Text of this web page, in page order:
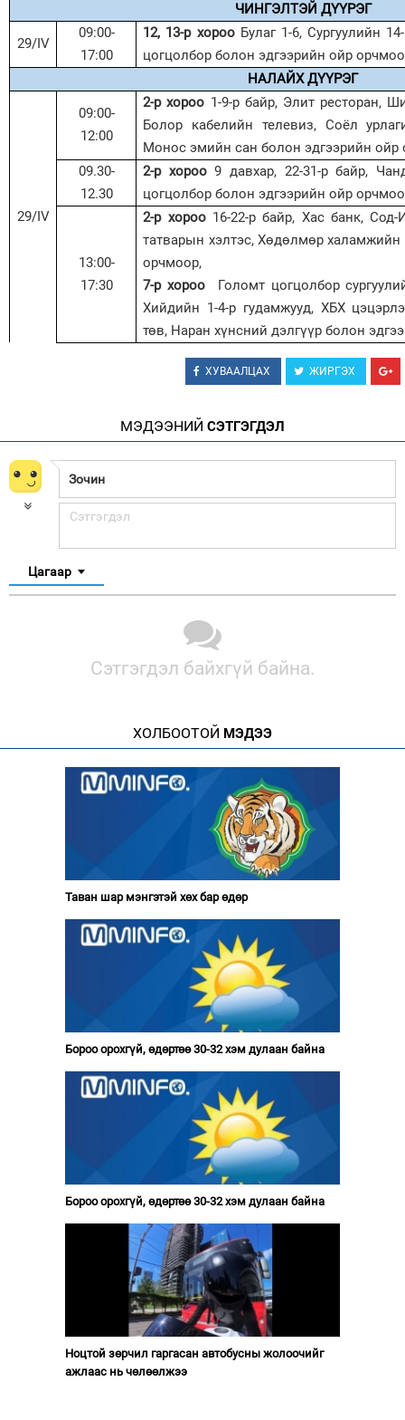
ЧИНГЭЛТЭЙ ДҮҮРЭГ
29/IV
09:00-
17:00
12, 13-р хорооБулаг 1-6, Сургуулийн
цогцолбор болонэдгээрийн ойр
НАЛАЙХ ДҮҮРЭГ
29/IV
09:00-
12:00
2-р хороо 1-9-р байр, Элит ресторан, Ш
Болор кабелийн телевиз, Соёл
Монос эмийн сан болонэдгээрийн ойр
09.30-
12.30
2-р хороо9 давхар, 22-31-р байр,
цогцолбор болонэдгээрийн ойр
13:00-
17:30
2-р хороо16-22-р байр, Хас банк, Сод-
татварын хэлтэс, Хөдөлмөр халамжийн
орчмоор,
7-р хороо Голомт цогцолбор
Хийдийн 1-4-р гудамжууд, ХБХ
төв, Наран хүнсний дэлгүүр болон
ХУВААЛЦАХ ЖИРГЭХ
МЭДЭЭНИЙ СЭТГЭГДЭЛ
Цагаар
Сэтгэгдэл байхгүй байна.
ХОЛБООТОЙ МЭДЭЭ
Таван шар мэнгэтэй хөх бар өдөр
Бороо орохгүй, өдөртөө 30-32 хэм дулаан байна
Бороо орохгүй, өдөртөө 30-32 хэм дулаан байна
Ноцтой зөрчил гаргасан автобусны жолоочийг
ажлаас нь чөлөөлжээ